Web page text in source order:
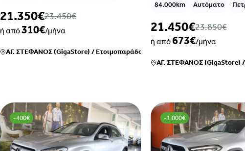
21.350€23.450€
ή από310€/μήνα
ΑΓ. ΣΤΕΦΑΝΟΣ (GigaStore) /Ετοιμοπαράδοτο
84.000km Αυτόματο
21.450€23.850€
ή από 673€/μήνα
ΑΓ. ΣΤΕΦΑΝΟΣ (GigaStore) /
-400€ -1.000€